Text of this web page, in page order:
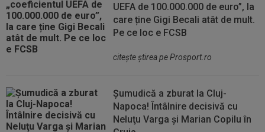
UEFA de 100.000.000 de euro”, la
care ține Gigi Becali atât de mult.
Pe ce loc e FCSB
citeşte ştirea pe Prosport.ro
Șumudică a zburat la Cluj-
Napoca! Întâlnire decisivă cu
Neluţu Varga şi Marian Copilu în